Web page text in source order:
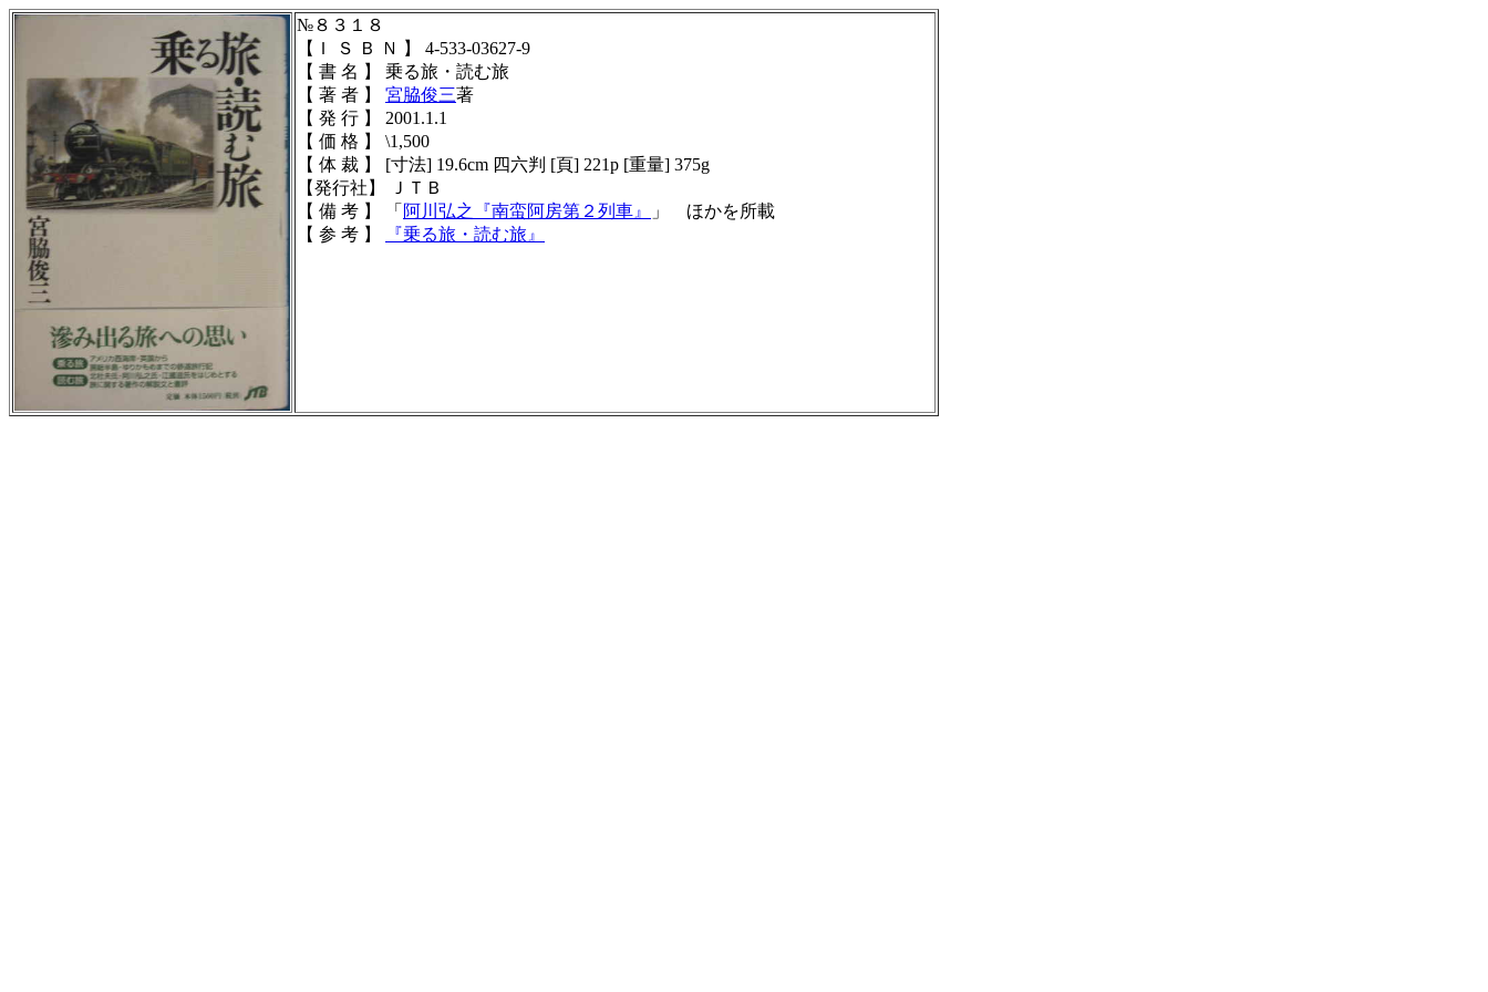
№８３１８
【Ｉ Ｓ Ｂ Ｎ 】 4-533-03627-9
【 書 名 】 乗る旅・読む旅
【 著 者 】 宮脇俊三著
【 発 行 】 2001.1.1
【 価 格 】 \1,500
【 体 裁 】 [寸法] 19.6cm 四六判 [頁] 221p [重量] 375g
【発行社】 ＪＴＢ
【 備 考 】 「 阿川弘之 『南蛮阿房第２列車』
」 ほかを所載
【 参 考 】
『乗る旅・読む旅』